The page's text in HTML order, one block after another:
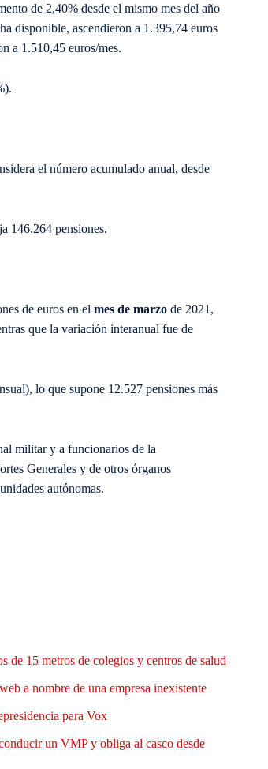
de 2,40% desde el mismo mes del año
disponible, ascendieron a 1.395,74 euros
a 1.510,45 euros/mes.
el número acumulado anual, desde
146.264 pensiones.
de euros en el mes de marzo de 2021,
que la variación interanual fue de
lo que supone 12.527 pensiones más
militar y a funcionarios de la
Generales y de otros órganos
autónomas.
de 15 metros de colegios y centros de salud
a nombre de una empresa inexistente
para Vox
un VMP y obliga al casco desde